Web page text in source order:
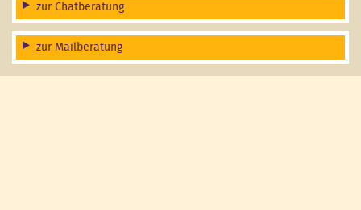
zur Chatberatung
zur Mailberatung